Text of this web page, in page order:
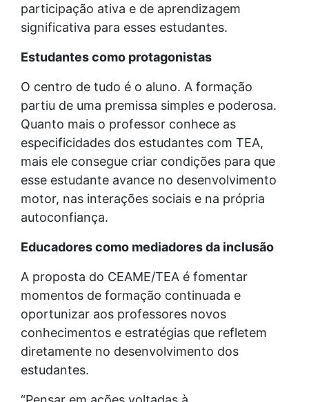
participação ativa e de aprendizagem
significativa para esses estudantes.
Estudantes como protagonistas
O centro de tudo é o aluno. A formação
partiu de uma premissa simples e poderosa.
Quanto mais o professor conhece as
especificidades dos estudantes com TEA,
mais ele consegue criar condições para que
esse estudante avance no desenvolvimento
motor, nas interações sociais e na própria
autoconfiança.
Educadores como mediadores da inclusão
A proposta do CEAME/TEA é fomentar
momentos de formação continuada e
oportunizar aos professores novos
conhecimentos e estratégias que refletem
diretamente no desenvolvimento dos
estudantes.